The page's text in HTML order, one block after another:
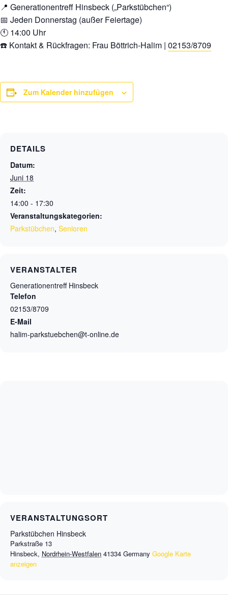
📍 Generationentreff Hinsbeck („Parkstübchen“)
📅 Jeden Donnerstag (außer Feiertage)
🕚 14:00 Uhr
☎️ Kontakt & Rückfragen: Frau Böttrich-Halim | 02153/8709
Zum Kalender hinzufügen
DETAILS
Datum:
Juni 18
Zeit:
14:00 - 17:30
Veranstaltungskategorien:
Parkstübchen, Senioren
VERANSTALTER
Generationentreff Hinsbeck
Telefon
02153/8709
E-Mail
halim-parkstuebchen@t-online.de
VERANSTALTUNGSORT
Parkstübchen Hinsbeck
Parkstraße 13
Hinsbeck, Nordrhein-Westfalen 41334 Germany Google Karte
anzeigen